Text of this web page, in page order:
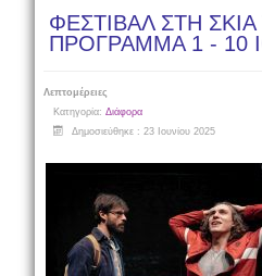
ΦΕΣΤΙΒΑΛ ΣΤΗ
ΠΡΟΓΡΑΜΜΑ 1 - 10
Λεπτομέρειες
Κατηγορία: Διάφορα
Δημοσιεύθηκε : 23 Ιουνίου 2025